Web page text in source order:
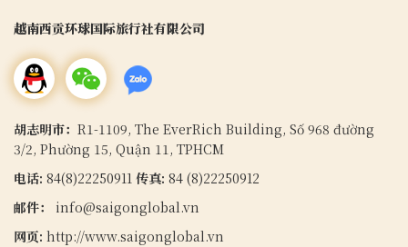
越南西贡环球国际旅行社有限公司
胡志明市： R1-1109, The EverRich Building, Số 968 đường
3/2, Phường 15, Quận 11, TPHCM
电话: 84(8)22250911 传真: 84 (8)22250912
邮件： info@saigonglobal.vn
网页: http://www.saigonglobal.vn